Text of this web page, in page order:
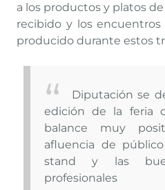
a los productos y platos
recibido y los
producido durante estos
Diputación se
edición de la feria
balance muy
afluencia de
stand y las
profesionales